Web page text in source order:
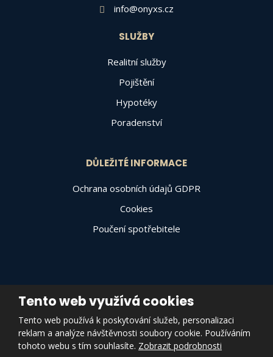
info@onyxs.cz
SLUŽBY
Realitní služby
Pojištění
Hypotéky
Poradenství
DŮLEŽITÉ INFORMACE
Ochrana osobních údajů GDPR
Cookies
Poučení spotřebitele
Mapa stránek|Podmínky použití|Zásady pro používání souborů
cookies|Prohlášení o přístupnosti |Nastavení cookies
VYROBILA
Tento web využívá cookies
Tento web používá k poskytování služeb, personalizaci
reklam a analýze návštěvnosti soubory cookie. Používáním
tohoto webu s tím souhlasíte. Zobrazit podrobnosti